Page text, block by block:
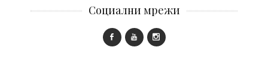
Социални мрежи